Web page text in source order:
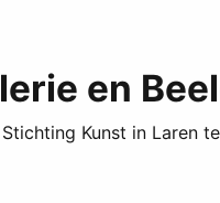
en
Kunst in Laren